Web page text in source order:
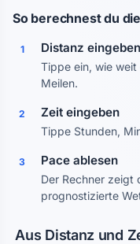
So berechnest du
1 Distanz eingeben
Tippe ein, wie
Meilen.
2 Zeit eingeben
Tippe Stunden,
3 Pace ablesen
Der Rechner zeigt
prognostizierte
Aus Distanz und